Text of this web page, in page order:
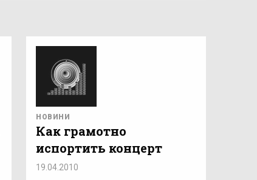
НОВИНИ
Как грамотно
испортить концерт
19.04.2010